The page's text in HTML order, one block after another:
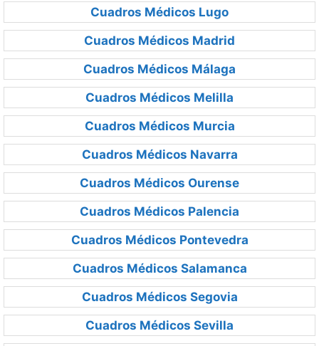
Cuadros Médicos Lugo
Cuadros Médicos Madrid
Cuadros Médicos Málaga
Cuadros Médicos Melilla
Cuadros Médicos Murcia
Cuadros Médicos Navarra
Cuadros Médicos Ourense
Cuadros Médicos Palencia
Cuadros Médicos Pontevedra
Cuadros Médicos Salamanca
Cuadros Médicos Segovia
Cuadros Médicos Sevilla